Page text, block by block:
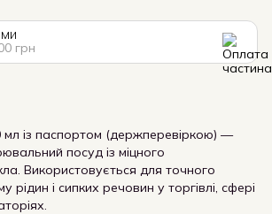
грн
мл із паспортом (держперевіркою) —
посуд із міцного
Використовується для точного
рідин і сипких речовин у торгівлі, сфері